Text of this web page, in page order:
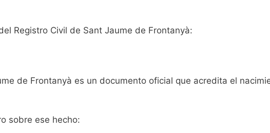
Registro Civil de Sant Jaume de Frontanyà:
de Frontanyà es un documento oficial que acredita el
sobre ese hecho: